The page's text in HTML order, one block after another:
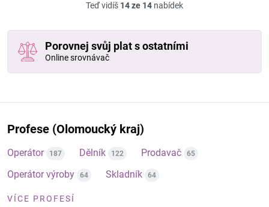
Teď vidíš 14 ze 14 nabídek
Porovnej svůj plat s ostatními
Online srovnávač
Profese (Olomoucký kraj)
Operátor 187 Dělník 122 Prodavač 65
Operátor výroby 64 Skladník 64
VÍCE PROFESÍ